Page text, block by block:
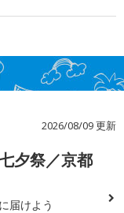
2026/08/09 更新
夕祭／京都
届けよう